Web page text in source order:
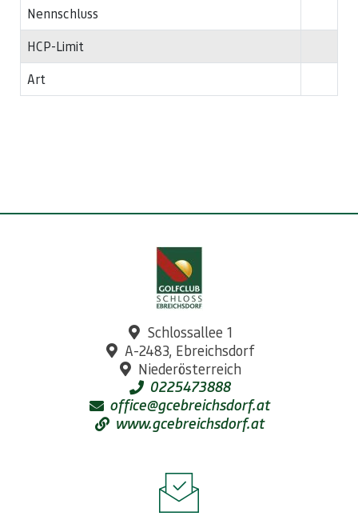
Nennschluss
HCP-Limit
Art
Schlossallee 1
A-2483, Ebreichsdorf
Niederösterreich
0225473888
office@gcebreichsdorf.at
www.gcebreichsdorf.at